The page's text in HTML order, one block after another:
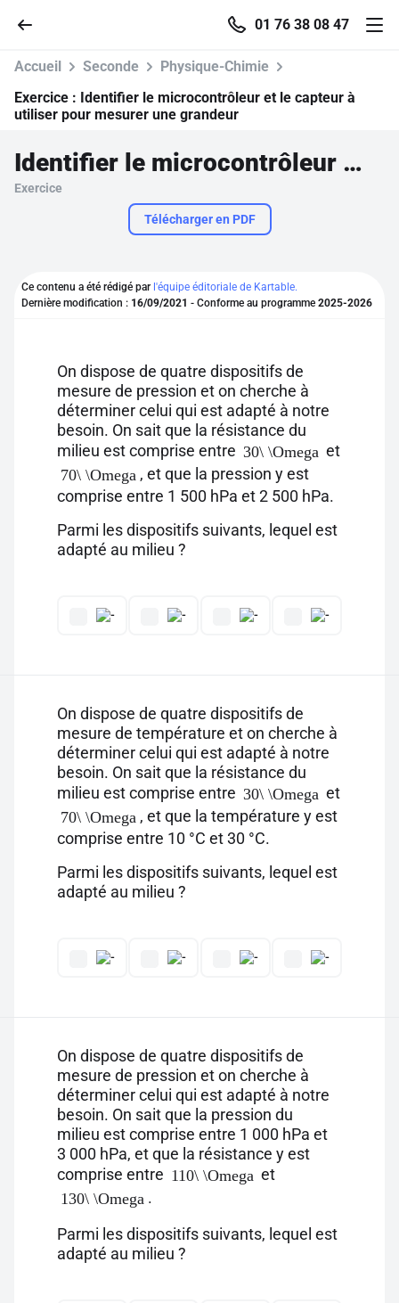
01 76 38 08 47
Parcourir
Se connecter
Pour profiter de 10 contenus offerts.
Accueil Seconde
Physique-Chimie
Exercice : Identifier le microcontrôleur et le capteur à
utiliser pour mesurer une grandeur
Identifier le microcontrôleur et le capteur à utiliser pour mesurer une grandeur
Exercice
Télécharger en PDF
Ce contenu a été rédigé par l'équipe éditoriale de Kartable.
Dernière modification : 16/09/2021 - Conforme au programme 2025-2026
On dispose de quatre dispositifs de
mesure de pression et on cherche à
déterminer celui qui est adapté à notre
besoin. On sait que la résistance du
milieu est comprise entre 30\ \Omega et
70\ \Omega , et que la pression y est
comprise entre 1 500 hPa et 2 500 hPa.
Parmi les dispositifs suivants, lequel est
adapté au milieu ?
On dispose de quatre dispositifs de
mesure de température et on cherche à
déterminer celui qui est adapté à notre
besoin. On sait que la résistance du
milieu est comprise entre 30\ \Omega et
70\ \Omega , et que la température y est
comprise entre 10 °C et 30 °C.
Parmi les dispositifs suivants, lequel est
adapté au milieu ?
On dispose de quatre dispositifs de
mesure de pression et on cherche à
déterminer celui qui est adapté à notre
besoin. On sait que la pression du
milieu est comprise entre 1 000 hPa et
3 000 hPa, et que la résistance y est
comprise entre 110\ \Omega et
130\ \Omega .
Parmi les dispositifs suivants, lequel est
adapté au milieu ?